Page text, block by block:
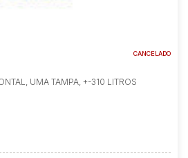
CANCELADO
UMA TAMPA, +-310 LITROS